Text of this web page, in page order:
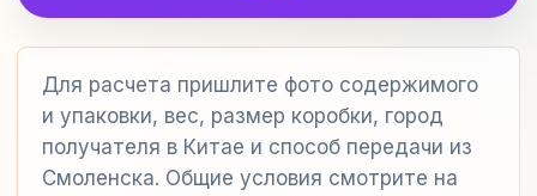
Для расчета пришлите фото содержимого
и упаковки, вес, размер коробки, город
получателя в Китае и способ передачи из
Смоленска. Общие условия смотрите на